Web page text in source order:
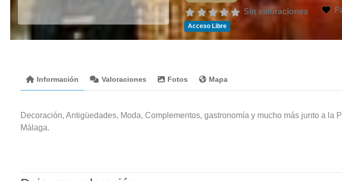
Sin valoraciones
Acceso Libre
Información Valoraciones Fotos Mapa
Decoración, Antigüedades, Moda, Complementos, gastronomía y mucho más junto a la
Málaga.